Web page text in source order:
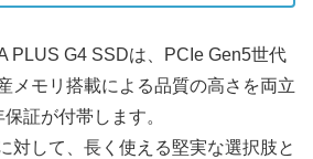
PLUS G4 SSDは、PCIe Gen5世代
メモリ搭載による品質の高さを両立
証が付帯します。
対して、長く使える堅実な選択肢と